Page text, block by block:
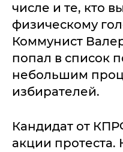
числе и те, кто
физическому
Коммунист
попал в список
небольшим
избирателей.
Кандидат от
акции протеста.